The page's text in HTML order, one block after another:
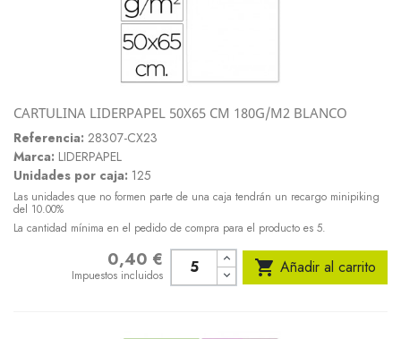
CARTULINA LIDERPAPEL 50X65 CM 180G/M2 BLANCO
Referencia: 28307-CX23
Marca: LIDERPAPEL
Unidades por caja: 125
Las unidades que no formen parte de una caja tendrán un recargo minipiking
del 10.00%
La cantidad mínima en el pedido de compra para el producto es 5.
0,40 €
Impuestos incluidos  Añadir al carrito